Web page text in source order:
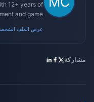
12+ years of
and game
عرض الملف
مشاركة